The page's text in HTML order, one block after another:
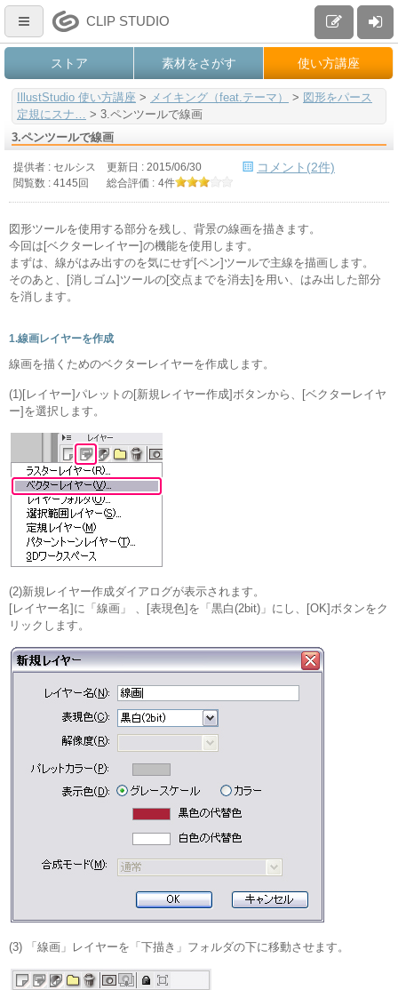
CLIP STUDIO
ストア 素材をさがす 使い方講座
IllustStudio 使い方講座 > メイキング（feat.テーマ） > 図形をパース
定規にスナ… > 3.ペンツールで線画
3.ペンツールで線画
提供者 : セルシス 更新日 : 2015/06/30
閲覧数 : 4145回
総合評価 : 4件
コメント(2件)
図形ツールを使用する部分を残し、背景の線画を描きます。
今回は[ベクターレイヤー]の機能を使用します。
まずは、線がはみ出すのを気にせず[ペン]ツールで主線を描画します。
そのあと、[消しゴム]ツールの[交点までを消去]を用い、はみ出した部分
を消します。
1.線画レイヤーを作成
線画を描くためのベクターレイヤーを作成します。
(1)[レイヤー]パレットの[新規レイヤー作成]ボタンから、[ベクターレイヤ
ー]を選択します。
(2)新規レイヤー作成ダイアログが表示されます。
[レイヤー名]に「線画」 、[表現色]を「黒白(2bit)」にし、[OK]ボタンをク
リックします。
(3) 「線画」レイヤーを「下描き」フォルダの下に移動させます。